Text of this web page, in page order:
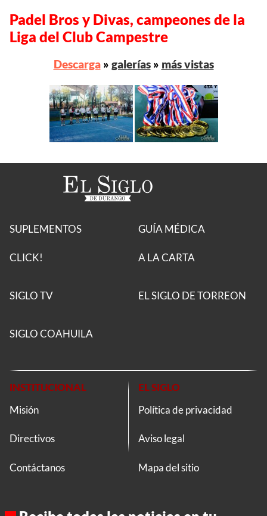
Padel Bros y Divas, campeones de la
Liga del Club Campestre
Descarga» galerías» más vistas
SUPLEMENTOS
CLICK!
GUÍA MÉDICA
A LA CARTA
SIGLO TV EL SIGLO DE TORREON
SIGLO COAHUILA
INSTITUCIONAL
Misión
Directivos
Contáctanos
EL SIGLO
Política de privacidad
Aviso legal
Mapa del sitio